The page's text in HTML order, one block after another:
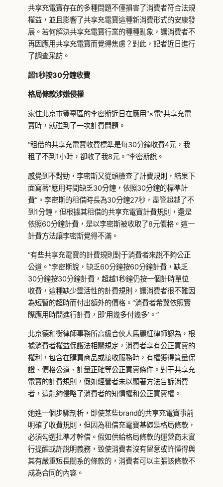
共享充電寶存在的多種問題不僅損害了消費者符合法規
權益，並且影響了共享充電寶這種新消費形式的安康發
展。若何解決共享充電寶行業的種種亂象，讓消費者不
再因應用共享充電寶而覺得焦慮？對此，記者近日進行
了調查采訪。
超1秒按30分鐘收費
格局條款涉嫌侵權
家住北京市豐臺區的李密斯近日在應用“×電”共享充電
寶時，就碰到了一次計費問題。
“租借的共享充電寶收費標準是每30分鐘收費4元，我
租了不到1小時，卻收了我8元。”李密斯說。
感覺到不對勁，李密斯又從頭檢查了計費規則，結果下
面寫著“應用時間缺乏30分鐘，依照30分鐘的標準計
費”。李密斯的租借時長為30分鐘27秒，盡管超越了不
到1分鐘，但根據其租借的共享充電寶計費規則，還是
依照60分鐘計費，是以李密斯被收取了8元價格。這一
計費方法讓李密斯覺得不滿。
“有些共享充電寶的計費規則對于消費者來說不夠公正
公道。”李密斯說，缺乏60分鐘按60分鐘計費，缺乏
30分鐘按30分鐘計費，超越1秒鐘仍按一個計時單位
收費，這種缺少靈活性的計費規則，讓消費者很不難因
為短暫的超時而付出額外的價格。“消費者希冀依照實
際應用時間進行計費，即‘用幾多付幾多’。”
北京德和衡律師事務所高級合伙人馬麗紅律師認為，根
據消費者權益保護法相關規定，消費者享有公正買賣的
權利，包含在購買商品或接收服務時，有權獲得質量保
證、價格公道、計量正確等公正買賣條件。對于共享充
電寶的計費規則，假如經營者未以顯著方法告訴消費
者，這能夠侵略了消費者的知情權和公正買賣權。
她進一個步驟剖析，即使某些brand的共享充電寶事前
明確了收費規則，但因為租借充電寶基礎是格局條款，
必須勾選批準才幹借。假如供給格局條款的運營商未實
行提醒或許說明義務，致使消費者沒有留意或許懂得與
其有嚴重短長關系的條款的，消費者可以主張該條款不
成為合同的內容。